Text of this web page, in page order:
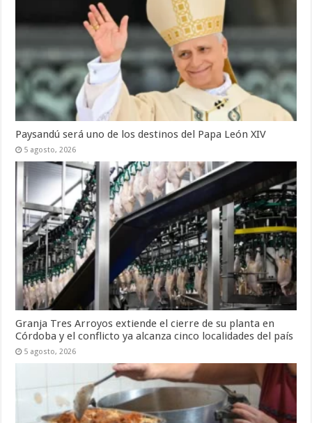
Paysandú será uno de los destinos del Papa León XIV
5 agosto, 2026
Granja Tres Arroyos extiende el cierre de su planta en
Córdoba y el conflicto ya alcanza cinco localidades del país
5 agosto, 2026